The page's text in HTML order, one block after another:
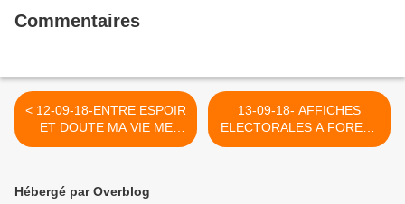
Commentaires
< 12-09-18-ENTRE ESPOIR
ET DOUTE MA VIE ME
SEMBLE DE PLUS EN
13-09-18- AFFICHES
ELECTORALES A FOREST
- LE PTB S'ESTIME LESE >
Hébergé par Overblog